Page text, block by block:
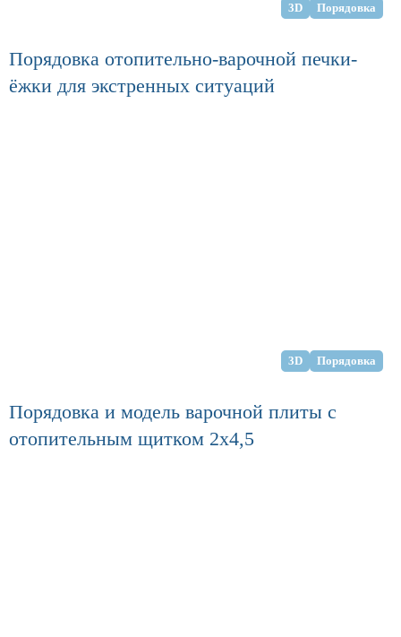
3D Порядовка
Порядовка отопительно-варочной печки-
ёжки для экстренных ситуаций
3D Порядовка
Порядовка и модель варочной плиты с
отопительным щитком 2х4,5